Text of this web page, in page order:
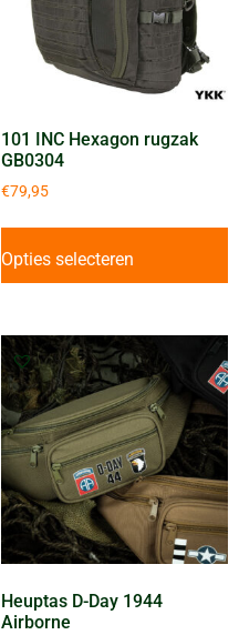
101 INC Hexagon rugzak
GB0304
€79,95
Opties selecteren
Heuptas D-Day 1944
Airborne